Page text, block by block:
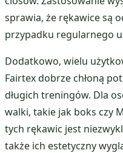
sprawia, że rękawice są
przypadku regularnego
Dodatkowo, wielu
Fairtex dobrze chłoną
długich treningów. Dla
walki, takie jak boks czy
tych rękawic jest
także ich estetyczny